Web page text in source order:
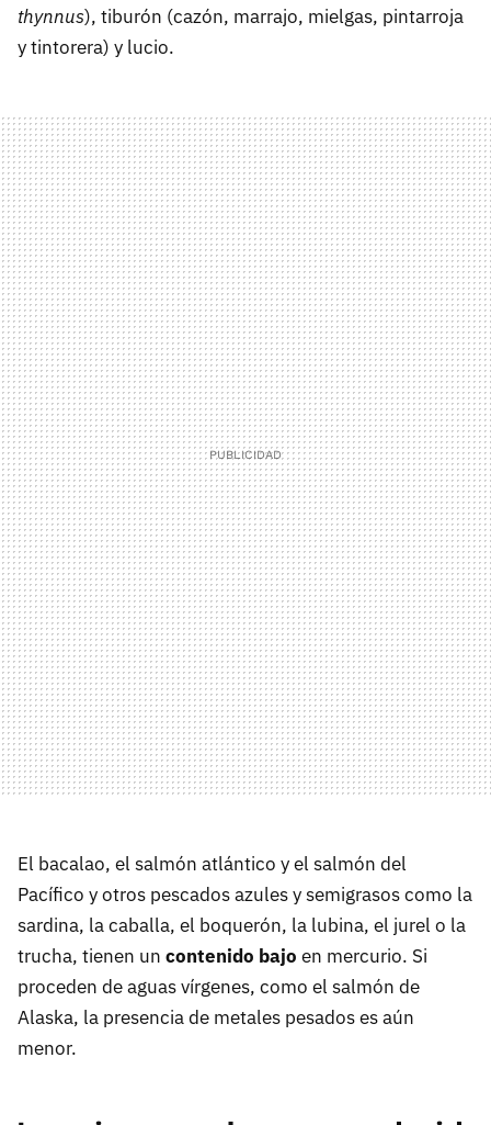
thynnus), tiburón (cazón, marrajo, mielgas, pintarroja
y tintorera) y lucio.
El bacalao, el salmón atlántico y el salmón del
Pacífico y otros pescados azules y semigrasos como la
sardina, la caballa, el boquerón, la lubina, el jurel o la
trucha, tienen un contenido bajo en mercurio. Si
proceden de aguas vírgenes, como el salmón de
Alaska, la presencia de metales pesados es aún
menor.